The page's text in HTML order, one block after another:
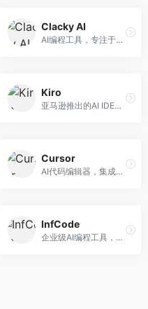
Clacky AI
AI编程工具，专注于代码智能生成与优化。面向开发者，提供代码生成、代码重构、错误修复等服务，编程效率高。
Kiro
亚马逊推出的AI IDE，深度整合AWS云服务。面向AWS开发者，提供代码生成、云服务集成、部署自动化等服务，与AWS生态无缝衔接。
Cursor
AI代码编辑器，集成GPT-4模型，专注于智能编程辅助。面向开发者，提供代码生成、代码解释、错误修复等服务，编程体验流畅，开发效率高。
InfCode
企业级AI编程工具，专注于团队协作开发。面向企业开发团队，提供代码生成、代码审查、团队协作等服务，企业级功能完善。